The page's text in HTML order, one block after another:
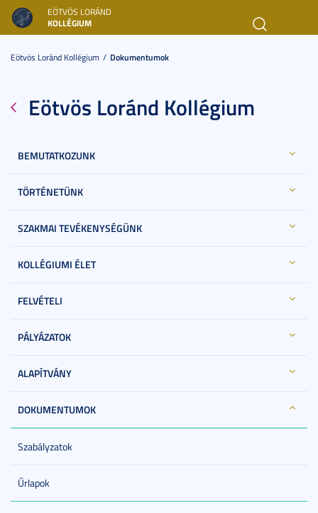
EÖTVÖS LORÁND
KOLLÉGIUM
Eötvös Loránd Kollégium Dokumentumok
Eötvös Loránd Kollégium
BEMUTATKOZUNK
TÖRTÉNETÜNK
SZAKMAI TEVÉKENYSÉGÜNK
KOLLÉGIUMI ÉLET
FELVÉTELI
PÁLYÁZATOK
ALAPÍTVÁNY
DOKUMENTUMOK
Szabályzatok
Űrlapok